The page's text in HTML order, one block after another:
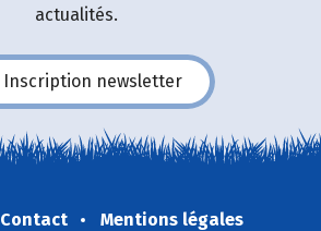
actualités.
Inscription newsletter
Contact
Mentions légales